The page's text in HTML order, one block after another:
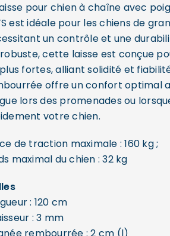
pour chien à chaîne avec
est idéale pour les chiens de
un contrôle et une
cette laisse est conçue
fortes, alliant solidité et
offre un confort optimal
lors des promenades ou
votre chien.
de traction maximale : 160 kg ;
maximal du chien : 32 kg
: 120 cm
: 3 mm